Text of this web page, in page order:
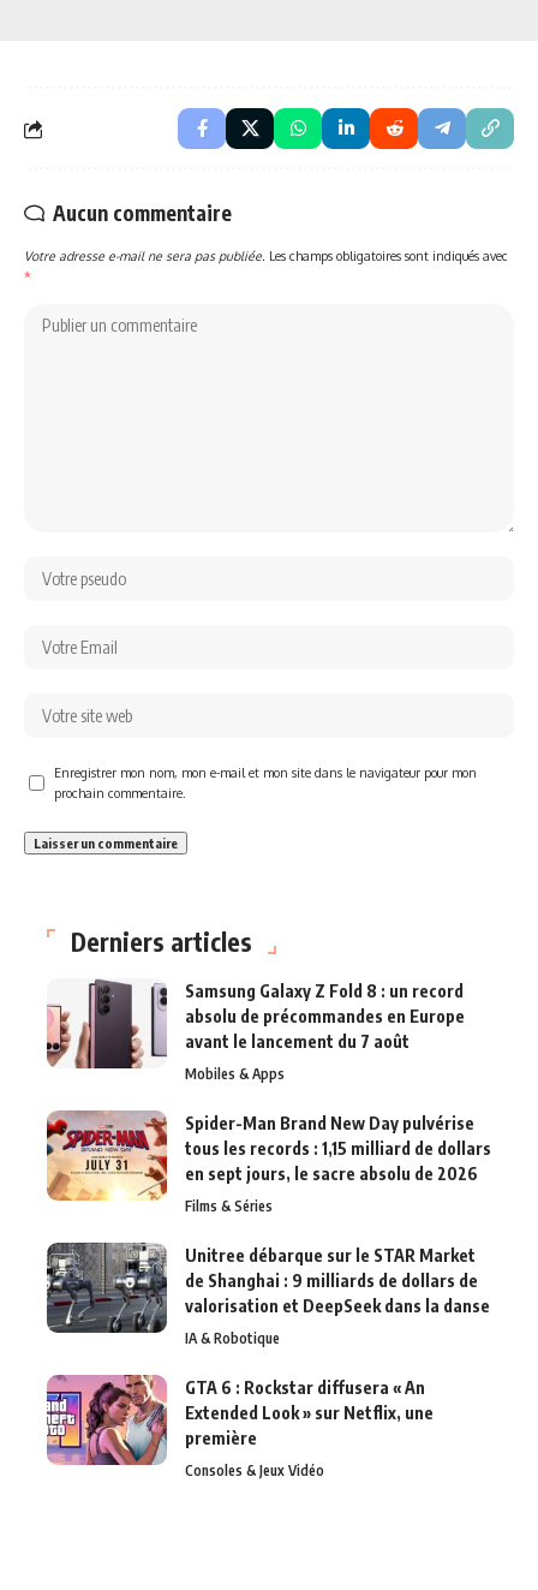
Aucun commentaire
Votre adresse e-mail ne sera pas publiée. Les champs obligatoires sont indiqués avec
*
Enregistrer mon nom, mon e-mail et mon site dans le navigateur pour mon
prochain commentaire.
Derniers articles
Samsung Galaxy Z Fold 8 : un record
absolu de précommandes en Europe
avant le lancement du 7 août
Mobiles & Apps
Spider-Man Brand New Day pulvérise
tous les records : 1,15 milliard de dollars
en sept jours, le sacre absolu de 2026
Films & Séries
Unitree débarque sur le STAR Market
de Shanghai : 9 milliards de dollars de
valorisation et DeepSeek dans la danse
IA & Robotique
GTA 6 : Rockstar diffusera « An
Extended Look » sur Netflix, une
première
Consoles & Jeux Vidéo